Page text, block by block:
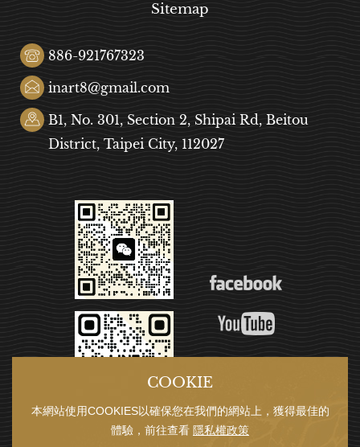
COOKIE
本網站使用COOKIES以確保您在我們的網站上，獲得最佳的
體驗，前往查看 隱私權政策
Sitemap
886-921767323
inart8@gmail.com
B1, No. 301, Section 2, Shipai Rd, Beitou
District, Taipei City, 112027